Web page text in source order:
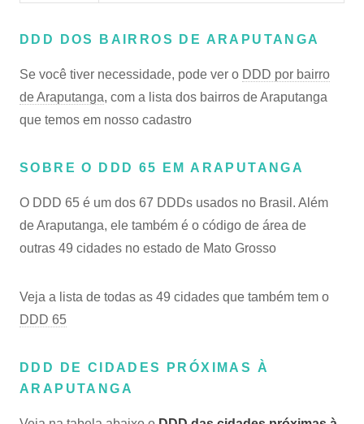
DDD DOS BAIRROS DE ARAPUTANGA
Se você tiver necessidade, pode ver o DDD por bairro
de Araputanga, com a lista dos bairros de Araputanga
que temos em nosso cadastro
SOBRE O DDD 65 EM ARAPUTANGA
O DDD 65 é um dos 67 DDDs usados no Brasil. Além
de Araputanga, ele também é o código de área de
outras 49 cidades no estado de Mato Grosso
Veja a lista de todas as 49 cidades que também tem o
DDD 65
DDD DE CIDADES PRÓXIMAS À
ARAPUTANGA